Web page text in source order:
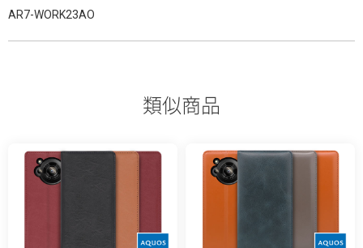
AR7-WORK23AO
類似商品